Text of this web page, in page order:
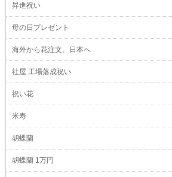
昇進祝い
母の日プレゼント
海外から花注文、日本へ
社屋 工場落成祝い
祝い花
米寿
胡蝶蘭
胡蝶蘭 1万円